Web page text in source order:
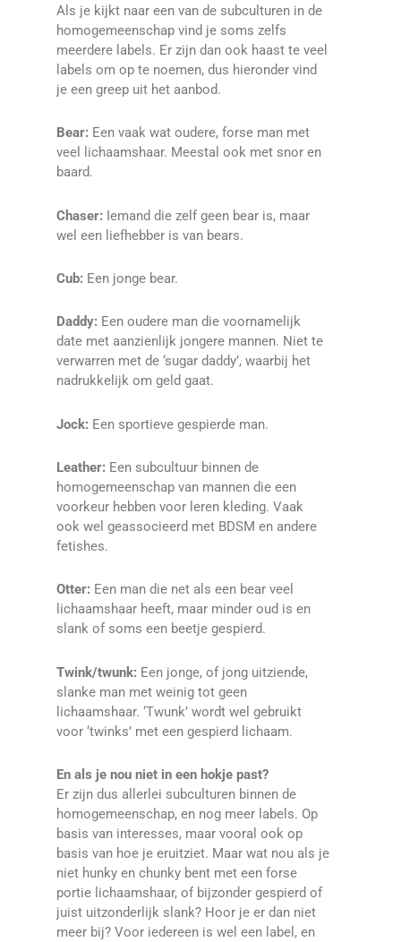
Als je kijkt naar een van de subculturen in de
homogemeenschap vind je soms zelfs
meerdere labels. Er zijn dan ook haast te veel
labels om op te noemen, dus hieronder vind
je een greep uit het aanbod.
Bear: Een vaak wat oudere, forse man met
veel lichaamshaar. Meestal ook met snor en
baard.
Chaser: Iemand die zelf geen bear is, maar
wel een liefhebber is van bears.
Cub: Een jonge bear.
Daddy: Een oudere man die voornamelijk
date met aanzienlijk jongere mannen. Niet te
verwarren met de ‘sugar daddy’, waarbij het
nadrukkelijk om geld gaat.
Jock: Een sportieve gespierde man.
Leather: Een subcultuur binnen de
homogemeenschap van mannen die een
voorkeur hebben voor leren kleding. Vaak
ook wel geassocieerd met BDSM en andere
fetishes.
Otter: Een man die net als een bear veel
lichaamshaar heeft, maar minder oud is en
slank of soms een beetje gespierd.
Twink/twunk: Een jonge, of jong uitziende,
slanke man met weinig tot geen
lichaamshaar. ‘Twunk’ wordt wel gebruikt
voor ‘twinks’ met een gespierd lichaam.
En als je nou niet in een hokje past?
Er zijn dus allerlei subculturen binnen de
homogemeenschap, en nog meer labels. Op
basis van interesses, maar vooral ook op
basis van hoe je eruitziet. Maar wat nou als je
niet hunky en chunky bent met een forse
portie lichaamshaar, of bijzonder gespierd of
juist uitzonderlijk slank? Hoor je er dan niet
meer bij? Voor iedereen is wel een label, en